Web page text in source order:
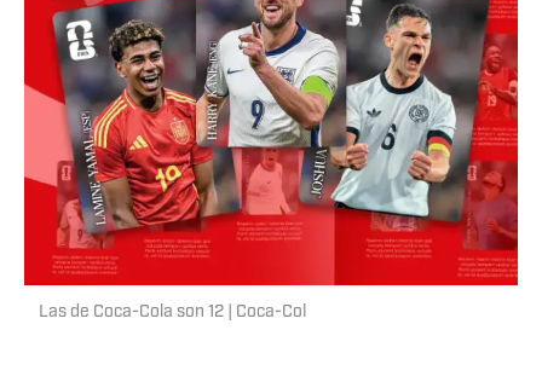
Las de Coca-Cola son 12 | Coca-Col